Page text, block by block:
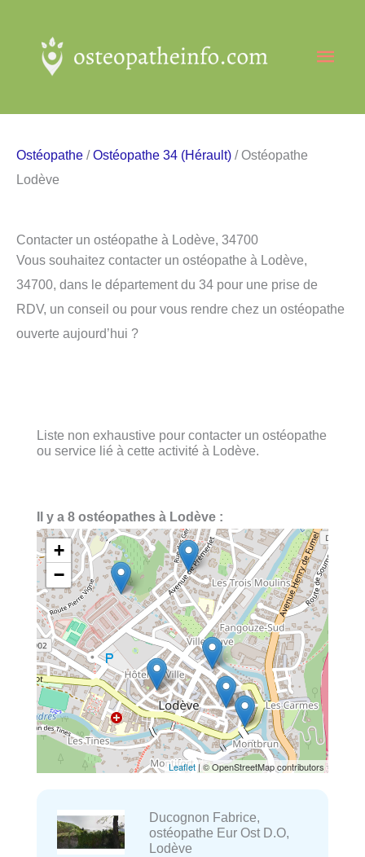
contenu
Ostéopathe /Ostéopathe 34 (Hérault) / Ostéopathe
Lodève
Contacter un ostéopathe à Lodève, 34700
Vous souhaitez contacter un ostéopathe à Lodève,
34700, dans le département du 34 pour une prise de
RDV, un conseil ou pour vous rendre chez un ostéopathe
ouverte aujourd’hui ?
Liste non exhaustive pour contacter un ostéopathe
ou service lié à cette activité à Lodève.
Il y a 8 ostéopathes à Lodève :
+
−
Leaflet| © OpenStreetMap contributors
Ducognon Fabrice,
ostéopathe Eur Ost D.O,
Lodève